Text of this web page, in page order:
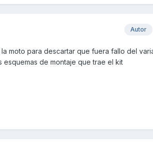
Autor
moto para descartar que fuera fallo del
de montaje que trae el kit